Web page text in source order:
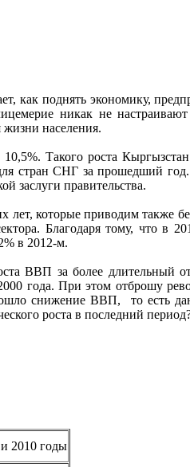
как поднять экономику,
никак не
населения.
Такого роста
стран СНГ за прошедший год.
заслуги правительства.
лет, которые приводим также
Благодаря тому, что в
в 2012-м.
ВВП за более длительный
года. При этом отброшу
снижение ВВП, то есть
роста в последний
2010 годы